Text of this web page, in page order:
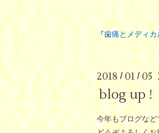
『歯痛とメディカ
2018/01 /05
blog up !
今年もブログな